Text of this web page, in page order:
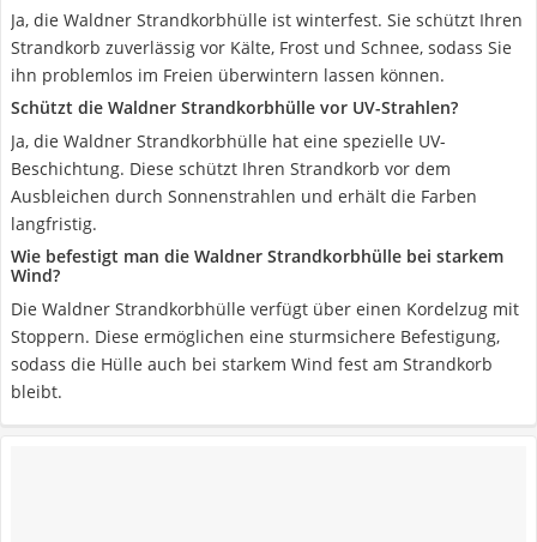
Ja, die Waldner Strandkorbhülle ist winterfest. Sie schützt Ihren
Strandkorb zuverlässig vor Kälte, Frost und Schnee, sodass Sie
ihn problemlos im Freien überwintern lassen können.
Schützt die Waldner Strandkorbhülle vor UV-Strahlen?
Ja, die Waldner Strandkorbhülle hat eine spezielle UV-
Beschichtung. Diese schützt Ihren Strandkorb vor dem
Ausbleichen durch Sonnenstrahlen und erhält die Farben
langfristig.
Wie befestigt man die Waldner Strandkorbhülle bei starkem
Wind?
Die Waldner Strandkorbhülle verfügt über einen Kordelzug mit
Stoppern. Diese ermöglichen eine sturmsichere Befestigung,
sodass die Hülle auch bei starkem Wind fest am Strandkorb
bleibt.